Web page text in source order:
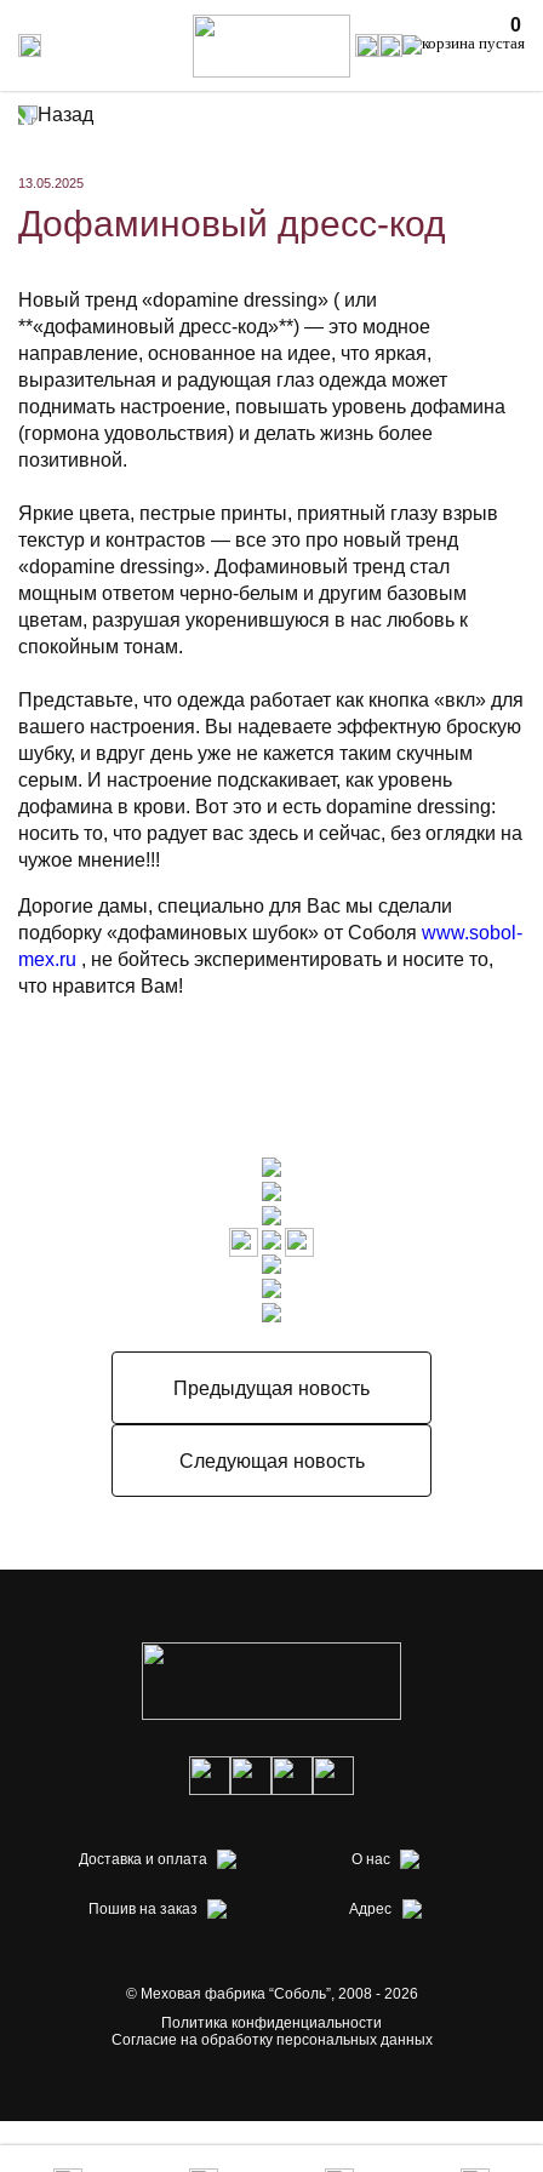
0
Назад
13.05.2025
Дофаминовый дресс-код
Новый тренд «dopamine dressing» ( или
**«дофаминовый дресс-код»**) — это модное
направление, основанное на идее, что яркая,
выразительная и радующая глаз одежда может
поднимать настроение, повышать уровень дофамина
(гормона удовольствия) и делать жизнь более
позитивной.
Яркие цвета, пестрые принты, приятный глазу взрыв
текстур и контрастов — все это про новый тренд
«dopamine dressing». Дофаминовый тренд стал
мощным ответом черно-белым и другим базовым
цветам, разрушая укоренившуюся в нас любовь к
спокойным тонам.
Представьте, что одежда работает как кнопка «вкл» для
вашего настроения. Вы надеваете эффектную броскую
шубку, и вдруг день уже не кажется таким скучным
серым. И настроение подскакивает, как уровень
дофамина в крови. Вот это и есть dopamine dressing:
носить то, что радует вас здесь и сейчас, без оглядки на
чужое мнение!!!
Дорогие дамы, специально для Вас мы сделали
подборку «дофаминовых шубок» от Соболя www.sobol-
mex.ru , не бойтесь экспериментировать и носите то,
что нравится Вам!
Предыдущая новость
Следующая новость
© Меховая фабрика “Соболь”,2008 - 2026
Доставка и оплата О нас
Пошив на заказ Адрес
Политика конфиденциальности
Согласие на обработку персональных данных